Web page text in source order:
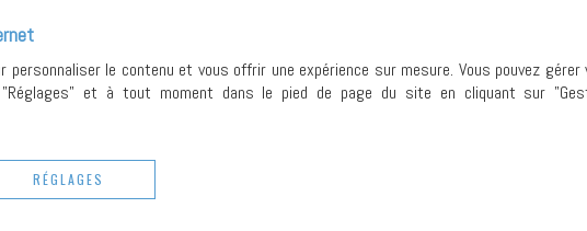
à reprendre.
votre demande.
pouvez exercer votre
Place du Marché Saint-
précisant dans l’objet
copie de votre justificatif
¹ Nous vous
démarchage
personnaliser le contenu et vous offrir une expérience sur mesure. Vous pouvez
et à tout moment dans le pied de page du site en cliquant sur
RÉGLAGES